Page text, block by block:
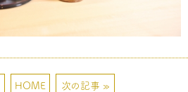
HOME 次の記事 »